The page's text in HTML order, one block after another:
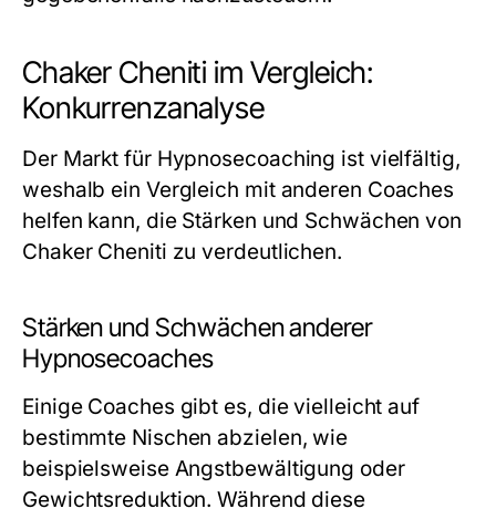
Chaker Cheniti im Vergleich:
Konkurrenzanalyse
Der Markt für Hypnosecoaching ist vielfältig,
weshalb ein Vergleich mit anderen Coaches
helfen kann, die Stärken und Schwächen von
Chaker Cheniti zu verdeutlichen.
Stärken und Schwächen anderer
Hypnosecoaches
Einige Coaches gibt es, die vielleicht auf
bestimmte Nischen abzielen, wie
beispielsweise Angstbewältigung oder
Gewichtsreduktion. Während diese